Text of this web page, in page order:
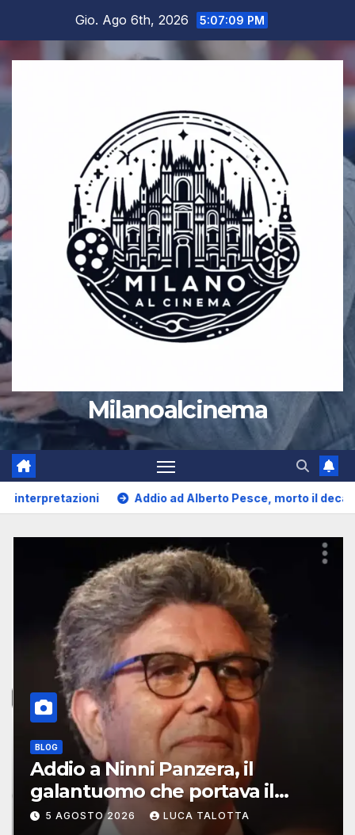
contenuto
Gio. Ago 6th, 2026 5:07:12 PM
Milanoalcinema
ad Alberto Pesce, morto il decano della critica
BLOG
Addio a Ninni Panzera, il
galantuomo che portava il
cinema dove non c’era
5 AGOSTO 2026 LUCA TALOTTA